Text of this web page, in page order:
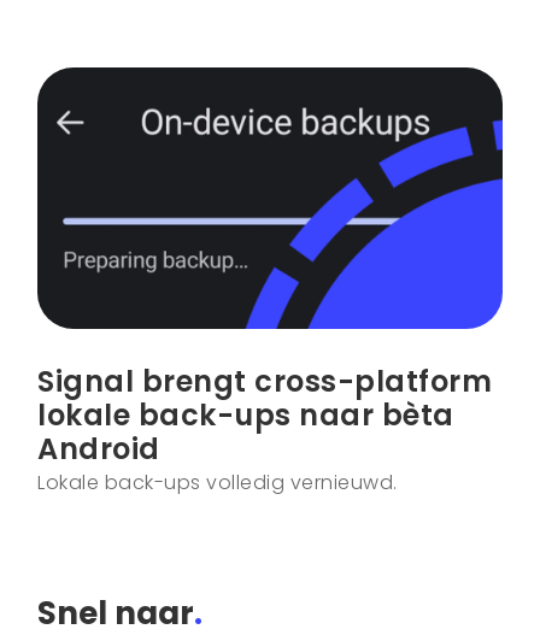
Signal brengt cross-platform
lokale back-ups naar bèta
Android
Lokale back-ups volledig vernieuwd.
Snel naar.